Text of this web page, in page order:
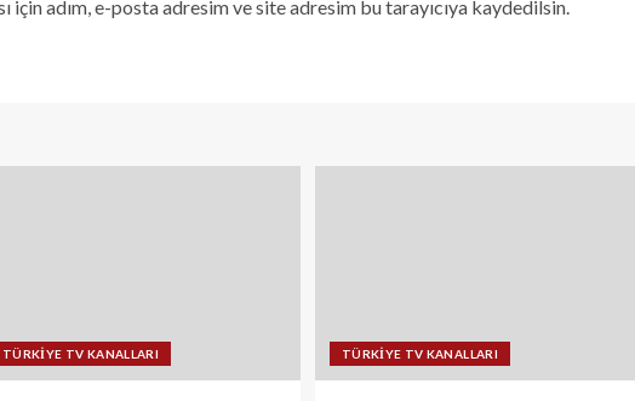
için adım, e-posta adresim ve site adresim bu tarayıcıya kaydedilsin.
TÜRKİYE TV KANALLARI TÜRKİYE TV KANALLARI